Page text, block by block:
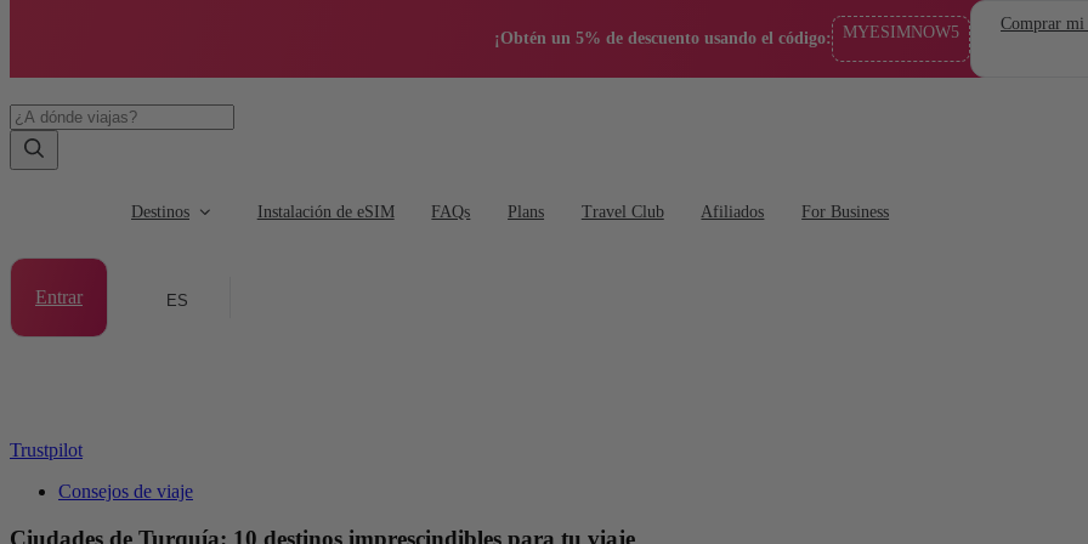
¡Obtén un 5% de descuento usando el código: MYESIMNOW5 Comprar
Destinos Instalación de eSIM FAQs Plans Travel Club Afiliados For Business
Entrar ES
Trustpilot
Consejos de viaje
Ciudades de Turquía: 10 destinos imprescindibles para tu viaje